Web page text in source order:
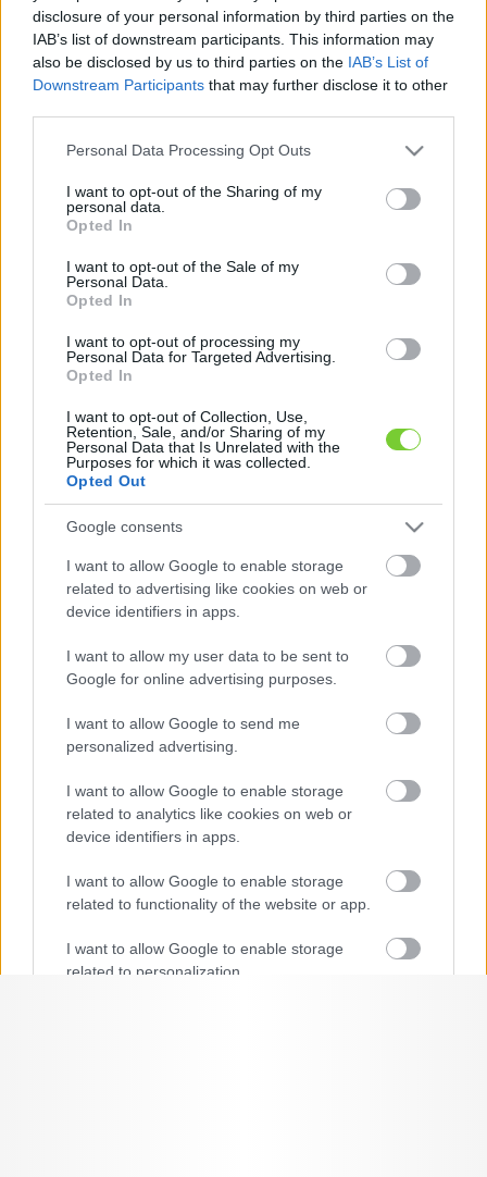
disclosure of your personal information by third parties on the
IAB’s list of downstream participants. This information may
also be disclosed by us to third parties on the IAB’s List of
Downstream Participants that may further disclose it to other
Please note that this website/app uses one or more Google
not limited to your visit or usage behaviour. You may click to
grant or deny consent to Google and its third-party tags to
use your data for below specified purposes in below Google
consent section.
Personal Data Processing Opt Outs
I want to opt-out of the Sharing of my
personal data.
Opted In
I want to opt-out of the Sale of my
Personal Data.
Opted In
I want to opt-out of processing my
Personal Data for Targeted Advertising.
Opted In
I want to opt-out of Collection, Use,
Retention, Sale, and/or Sharing of my
Personal Data that Is Unrelated with the
Purposes for which it was collected.
Opted Out
Google consents
I want to allow Google to enable storage
related to advertising like cookies on web or
device identifiers in apps.
I want to allow my user data to be sent to
Google for online advertising purposes.
I want to allow Google to send me
personalized advertising.
I want to allow Google to enable storage
related to analytics like cookies on web or
device identifiers in apps.
I want to allow Google to enable storage
related to functionality of the website or app.
I want to allow Google to enable storage
related to personalization.
Felhasználónév
Jelszó
rám
Elfelejtette jelszavát?
Elfelejtette felhasználónevét?
Regisztráció
Bejelentkezés
faiskola.hu
Kertészeti, kerti termékek és szolgáltatások térképes
szaknévsora
MI A FAISKOLA.HU?
143
14
13
10
16
12
7
8
6
2
3
9
14
4
2
143
14
13
10
16
12
7
6
3
14
2